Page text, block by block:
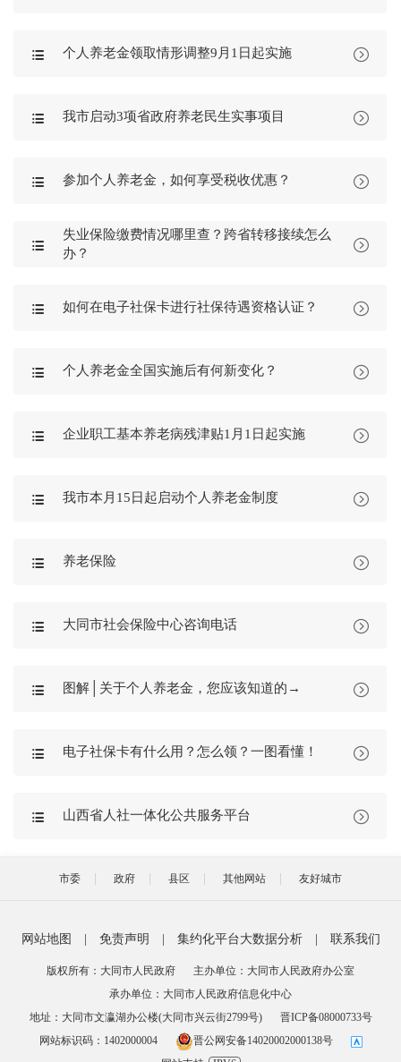
 个人养老金领取情形调整9月1日起实施 
 我市启动3项省政府养老民生实事项目 
 参加个人养老金，如何享受税收优惠？ 

失业保险缴费情况哪里查？跨省转移接续怎么
办？

 如何在电子社保卡进行社保待遇资格认证？ 
 个人养老金全国实施后有何新变化？ 
 企业职工基本养老病残津贴1月1日起实施 
 我市本月15日起启动个人养老金制度 
 养老保险 
 大同市社会保险中心咨询电话 
 图解│关于个人养老金，您应该知道的→ 
 电子社保卡有什么用？怎么领？一图看懂！ 
 山西省人社一体化公共服务平台 
市委 政府 县区 其他网站 友好城市
网站地图 免责声明 集约化平台大数据分析 联系我们
版权所有：大同市人民政府
主办单位：大同市人民政府办公室
承办单位：大同市人民政府信息化中心
地址：大同市文瀛湖办公楼(大同市兴云街2799号)
晋ICP备08000733号
网站标识码：1402000004
晋公网安备14020002000138号